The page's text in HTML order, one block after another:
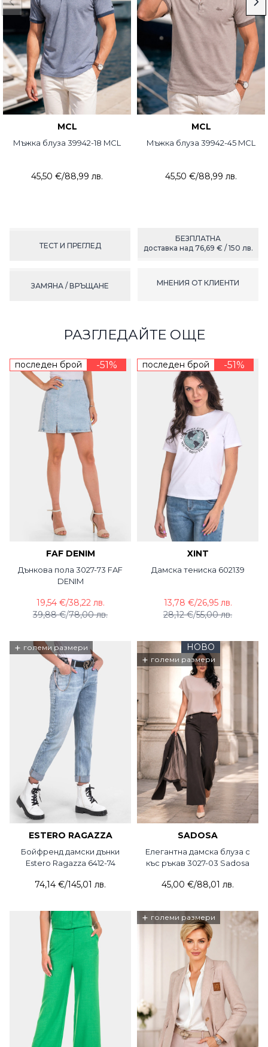
MCL
Мъжка блуза 39942-18 MCL
45,50 €/88,99 лв.
MCL
Мъжка блуза 39942-45 MCL
45,50 €/88,99 лв.
ТЕСТ И ПРЕГЛЕД
БЕЗПЛАТНА
доставка над 76,69 € / 150 лв.
ЗАМЯНА / ВРЪЩАНЕ МНЕНИЯ ОТ КЛИЕНТИ
РАЗГЛЕДАЙТЕ ОЩЕ
последен брой -51%
FAF DENIM
Дънкова пола 3027-73 FAF
DENIM
39,88 €/78,00 лв.
19,54 €/38,22 лв.
последен брой -51%
XINT
Дамска тениска 602139
28,12 €/55,00 лв.
13,78 €/26,95 лв.
+ големи размери
ESTERO RAGAZZA
Бойфренд дамски дънки
Estero Ragazza 6412-74
74,14 €/145,01 лв.
НОВО
+ големи размери
SADOSA
Елегантна дамска блуза с
къс ръкав 3027-03 Sadosa
45,00 €/88,01 лв.
+ големи размери